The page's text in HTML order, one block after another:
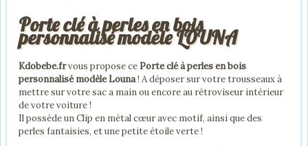
Porte clé à perles en bois
personnalisé modèle LOUNA
Kdobebe.frvous propose cePorte clé à perles en bois
personnalisé modèle Louna! A déposer sur votre trousseaux à
mettre sur votre sac a main ou encore au rétroviseur intérieur
de votre voiture !
Il possède un Clip en métal cœur avec motif, ainsi que des
perles fantaisies, et une petite étoile verte !